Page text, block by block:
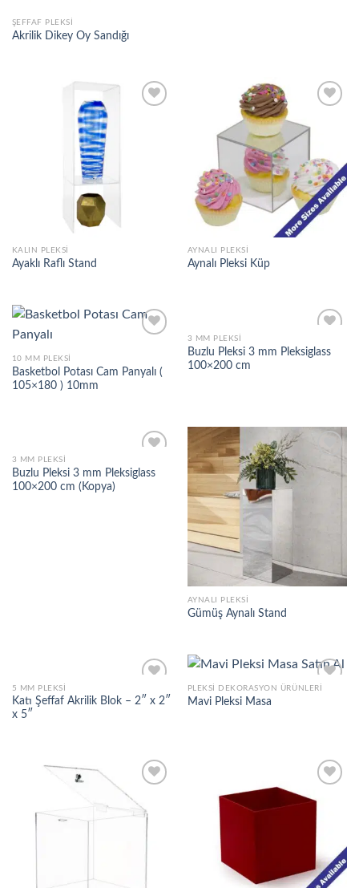
ŞEFFAF PLEKSI
Akrilik Dikey Oy Sandığı
KALIN PLEKSI
Ayaklı Raflı Stand
wishlist
AYNALI PLEKSI
Aynalı Pleksi Küp
Add to
10 MM PLEKSI
Basketbol Potası Cam Panyalı (
105×180 ) 10mm
3 MM PLEKSI
Buzlu Pleksi 3 mm Pleksiglass
100×200 cm
3 MM PLEKSI
Buzlu Pleksi 3 mm Pleksiglass
100×200 cm (Kopya)
AYNALI PLEKSI
Gümüş Aynalı Stand
5 MM PLEKSI
Katı Şeffaf Akrilik Blok – 2″ x 2″
x 5″
PLEKSI DEKORASYON ÜRÜNLERI
Mavi Pleksi Masa
wishlist